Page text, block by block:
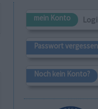
mein Konto
Passwort
Noch kein Konto?